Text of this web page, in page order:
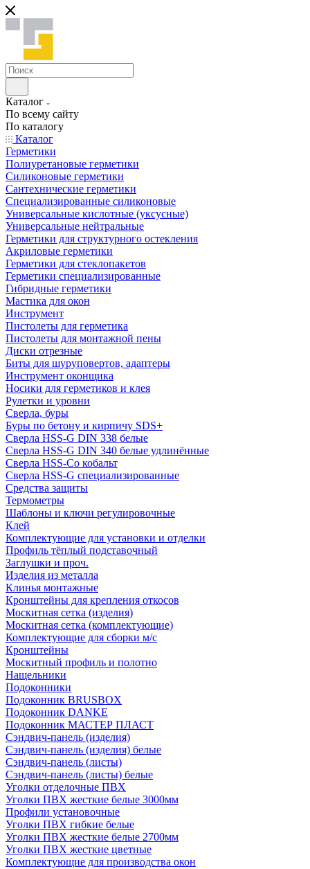
Каталог
По всему сайту
По каталогу
Каталог
Герметики
Полиуретановые герметики
Силиконовые герметики
Сантехнические герметики
Специализированные силиконовые
Универсальные кислотные (уксусные)
Универсальные нейтральные
Герметики для структурного остекления
Акриловые герметики
Герметики для стеклопакетов
Герметики специализированные
Гибридные герметики
Мастика для окон
Инструмент
Пистолеты для герметика
Пистолеты для монтажной пены
Диски отрезные
Биты для шуруповертов, адаптеры
Инструмент оконщика
Носики для герметиков и клея
Рулетки и уровни
Сверла, буры
Буры по бетону и кирпичу SDS+
Сверла HSS-G DIN 338 белые
Сверла HSS-G DIN 340 белые удлинённые
Сверла HSS-Co кобальт
Сверла HSS-G специализированные
Средства защиты
Термометры
Шаблоны и ключи регулировочные
Клей
Комплектующие для установки и отделки
Профиль тёплый подставочный
Заглушки и проч.
Изделия из металла
Клинья монтажные
Кронштейны для крепления откосов
Москитная сетка (изделия)
Москитная сетка (комплектующие)
Комплектующие для сборки м/с
Кронштейны
Москитный профиль и полотно
Нащельники
Подоконники
Подоконник BRUSBOX
Подоконник DANKE
Подоконник МАСТЕР ПЛАСТ
Сэндвич-панель (изделия)
Сэндвич-панель (изделия) белые
Сэндвич-панель (листы)
Сэндвич-панель (листы) белые
Уголки отделочные ПВХ
Уголки ПВХ жесткие белые 3000мм
Профили установочные
Уголки ПВХ гибкие белые
Уголки ПВХ жесткие белые 2700мм
Уголки ПВХ жесткие цветные
Комплектующие для производства окон